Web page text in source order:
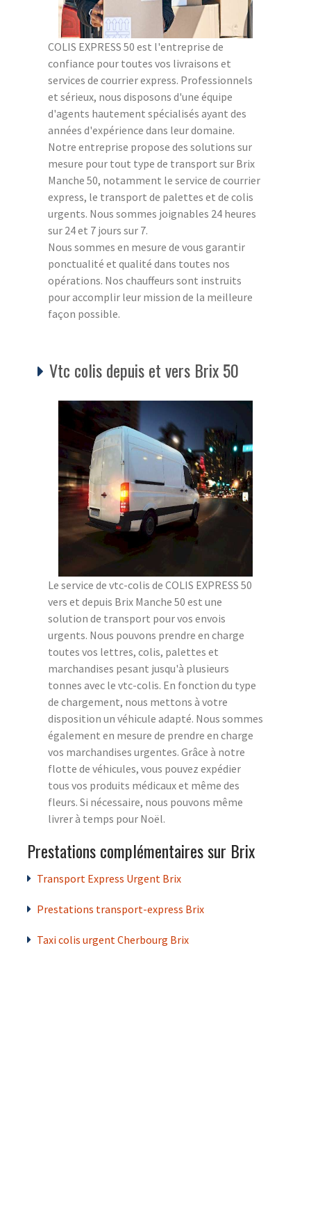
COLIS EXPRESS 50 est l'entreprise de
confiance pour toutes vos livraisons et
services de courrier express. Professionnels
et sérieux, nous disposons d'une équipe
d'agents hautement spécialisés ayant des
années d'expérience dans leur domaine.
Notre entreprise propose des solutions sur
mesure pour tout type de transport sur Brix
Manche 50, notamment le service de courrier
express, le transport de palettes et de colis
urgents. Nous sommes joignables 24 heures
sur 24 et 7 jours sur 7.
Nous sommes en mesure de vous garantir
ponctualité et qualité dans toutes nos
opérations. Nos chauffeurs sont instruits
pour accomplir leur mission de la meilleure
façon possible.
Vtc colis depuis et vers Brix 50
Le service de vtc-colis de COLIS EXPRESS 50
vers et depuis Brix Manche 50 est une
solution de transport pour vos envois
urgents. Nous pouvons prendre en charge
toutes vos lettres, colis, palettes et
marchandises pesant jusqu'à plusieurs
tonnes avec le vtc-colis. En fonction du type
de chargement, nous mettons à votre
disposition un véhicule adapté. Nous sommes
également en mesure de prendre en charge
vos marchandises urgentes. Grâce à notre
flotte de véhicules, vous pouvez expédier
tous vos produits médicaux et même des
fleurs. Si nécessaire, nous pouvons même
livrer à temps pour Noël.
Prestations complémentaires sur Brix
Transport Express Urgent Brix
Prestations transport-express Brix
Taxi colis urgent Cherbourg Brix